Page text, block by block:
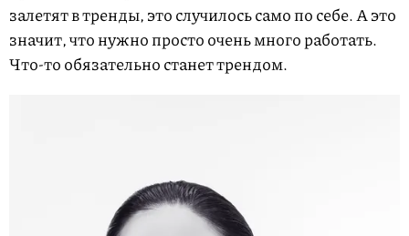
залетят в тренды, это случилось само по себе. А это
значит, что нужно просто очень много работать.
Что-то обязательно станет трендом.